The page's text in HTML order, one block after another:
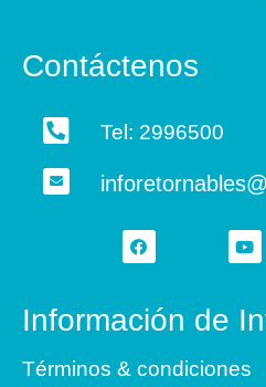
Contáctenos
Tel: 2996500
Información de
Términos & condiciones